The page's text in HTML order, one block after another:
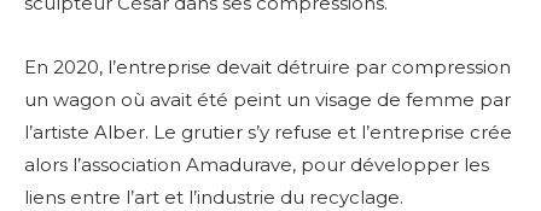
En 2020, l’entreprise devait détruire par compression
un wagon où avait été peint un visage de femme par
l’artiste Alber. Le grutier s’y refuse et l’entreprise crée
alors l’association Amadurave, pour développer les
liens entre l’art et l’industrie du recyclage.